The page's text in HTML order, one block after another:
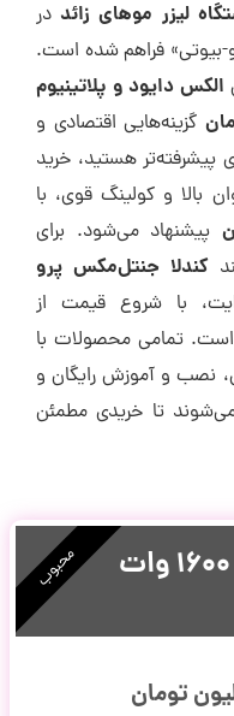
لیزر موهای زائد در
«تکنو-بیوتی» فراهم شده است.
الکس دایود و پلاتینیوم
گزینه‌هایی اقتصادی و
پیشرفته‌تر هستید، خرید
بالا و کولینگ قوی، با
پیشنهاد می‌شود. برای
کندلا جنتل‌مکس پرو
با شروع قیمت از
تمامی محصولات با
نصب و آموزش رایگان و
تا خریدی مطمئن
تومان
محبوب